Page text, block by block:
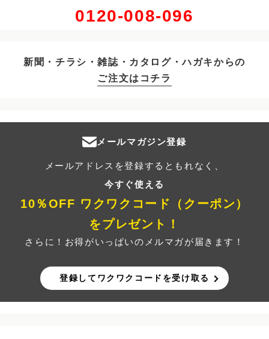
0120-008-096
新聞・チラシ・雑誌・カタログ・ハガキからの
ご注文はコチラ
メールマガジン登録
メールアドレスを登録するともれなく、
今すぐ使える
10％OFF ワクワクコード（クーポン）
をプレゼント！
さらに！お得がいっぱいのメルマガが届きます！
登録してワクワクコードを受け取る